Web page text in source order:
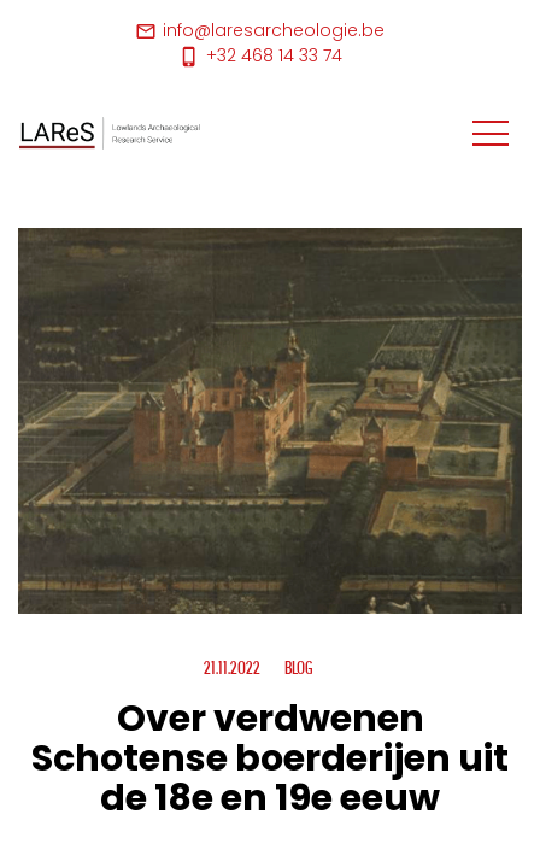
info@laresarcheologie.be
+32 468 14 33 74
21.11.2022 BLOG
Over verdwenen
Schotense boerderijen uit
de 18e en 19e eeuw